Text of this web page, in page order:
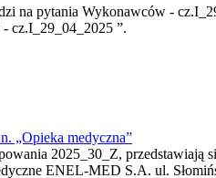
na pytania Wykonawców -
cz.I_29_04_2025 ”.
„Opieka medyczna”
2025_30_Z, przedstawiają
ENEL-MED S.A. ul.